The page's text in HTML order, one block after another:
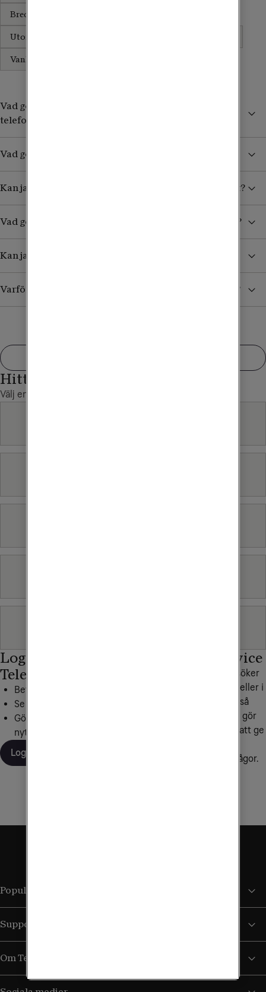
Bredband
Utomlands
Vanliga frågor
Vad gör jag om jag inte får någon kopplingston i min
telefon?
Vad gör jag om jag inte kan ringa ut?
Kan jag ringa med min fasta telefoni vid strömavbrott?
Vad gör jag om endast den ena parten hörs i samtalet?
Kan jag betala med e-faktura, autogiro eller swish?
Varför är fakturan högre än utlovad månadskostnad?
Hittade du inte det du sökte?
Välj en annan produkt
Logga in på Mitt
Tele2
Betala dina fakturor
Se din surfförbrukning
Gör inställningar, beställ
nytt SIM och mer
Logga in
Personlig service
Hittar du inte det du söker
under frågor och svar eller i
någon av våra artiklar så
hjälper vi dig gärna. Vi gör
alltid vårt yttersta för att ge
snabba svar på dina frågor.
Populära sidor
Support
Om Tele2